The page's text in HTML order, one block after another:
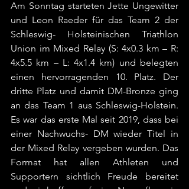
Am Sonntag starteten Jette Ungewitter
und Leon Raeder für das Team 2 der
Schleswig- Holsteinischen Triathlon
Union im Mixed Relay (S: 4x0.3 km – R:
4x5.5 km – L: 4x1.4 km) und belegten
einen hervorragenden 10. Platz. Der
dritte Platz und damit DM-Bronze ging
an das Team 1 aus Schleswig-Holstein.
Es war das erste Mal seit 2019, dass bei
einer Nachwuchs- DM wieder Titel in
der Mixed Relay vergeben wurden. Das
Format hat allen Athleten und
Supportern sichtlich Freude bereitet